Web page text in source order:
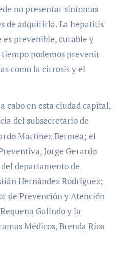
no presentar síntomas
de adquirirla. La hepatitis
es prevenible, curable y
tiempo podemos prevenir
como la cirrosis y el
cabo en esta ciudad capital,
del subsecretario de
Martínez Bermea; el
Jorge Gerardo
departamento de
Hernández Rodríguez;
de Prevención y Atención
Galindo y la
Médicos, Brenda Ríos